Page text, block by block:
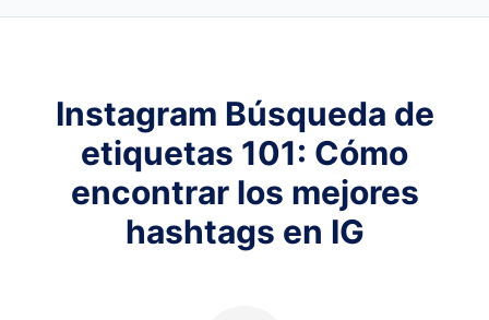
Instagram Búsqueda de
etiquetas 101: Cómo
encontrar los mejores
hashtags en IG